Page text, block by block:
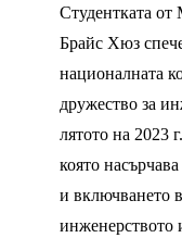
Студентката
Брайс Хюз
националната
дружество за
лятото на 2023
която
и включването
инженерството